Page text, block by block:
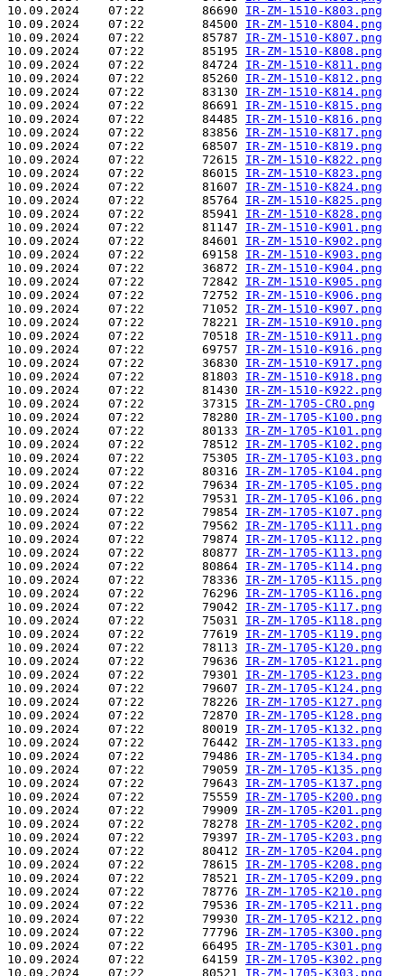
10.09.2024    07:22        86690 IR-ZM-1510-K803.png
10.09.2024    07:22        84500 IR-ZM-1510-K804.png
10.09.2024    07:22        85787 IR-ZM-1510-K807.png
10.09.2024    07:22        85195 IR-ZM-1510-K808.png
10.09.2024    07:22        84724 IR-ZM-1510-K811.png
10.09.2024    07:22        85260 IR-ZM-1510-K812.png
10.09.2024    07:22        83130 IR-ZM-1510-K814.png
10.09.2024    07:22        86691 IR-ZM-1510-K815.png
10.09.2024    07:22        84485 IR-ZM-1510-K816.png
10.09.2024    07:22        83856 IR-ZM-1510-K817.png
10.09.2024    07:22        68507 IR-ZM-1510-K819.png
10.09.2024    07:22        72615 IR-ZM-1510-K822.png
10.09.2024    07:22        86015 IR-ZM-1510-K823.png
10.09.2024    07:22        81607 IR-ZM-1510-K824.png
10.09.2024    07:22        85764 IR-ZM-1510-K825.png
10.09.2024    07:22        85941 IR-ZM-1510-K828.png
10.09.2024    07:22        81147 IR-ZM-1510-K901.png
10.09.2024    07:22        84601 IR-ZM-1510-K902.png
10.09.2024    07:22        69158 IR-ZM-1510-K903.png
10.09.2024    07:22        36872 IR-ZM-1510-K904.png
10.09.2024    07:22        72842 IR-ZM-1510-K905.png
10.09.2024    07:22        72752 IR-ZM-1510-K906.png
10.09.2024    07:22        71052 IR-ZM-1510-K907.png
10.09.2024    07:22        78221 IR-ZM-1510-K910.png
10.09.2024    07:22        70518 IR-ZM-1510-K911.png
10.09.2024    07:22        69757 IR-ZM-1510-K916.png
10.09.2024    07:22        36830 IR-ZM-1510-K917.png
10.09.2024    07:22        81803 IR-ZM-1510-K918.png
10.09.2024    07:22        81430 IR-ZM-1510-K922.png
10.09.2024    07:22        37315 IR-ZM-1705-CRO.png
10.09.2024    07:22        78280 IR-ZM-1705-K100.png
10.09.2024    07:22        80133 IR-ZM-1705-K101.png
10.09.2024    07:22        78512 IR-ZM-1705-K102.png
10.09.2024    07:22        75305 IR-ZM-1705-K103.png
10.09.2024    07:22        80316 IR-ZM-1705-K104.png
10.09.2024    07:22        79634 IR-ZM-1705-K105.png
10.09.2024    07:22        79531 IR-ZM-1705-K106.png
10.09.2024    07:22        79854 IR-ZM-1705-K107.png
10.09.2024    07:22        79562 IR-ZM-1705-K111.png
10.09.2024    07:22        79874 IR-ZM-1705-K112.png
10.09.2024    07:22        80877 IR-ZM-1705-K113.png
10.09.2024    07:22        80864 IR-ZM-1705-K114.png
10.09.2024    07:22        78336 IR-ZM-1705-K115.png
10.09.2024    07:22        76296 IR-ZM-1705-K116.png
10.09.2024    07:22        79042 IR-ZM-1705-K117.png
10.09.2024    07:22        75031 IR-ZM-1705-K118.png
10.09.2024    07:22        77619 IR-ZM-1705-K119.png
10.09.2024    07:22        78113 IR-ZM-1705-K120.png
10.09.2024    07:22        79636 IR-ZM-1705-K121.png
10.09.2024    07:22        79301 IR-ZM-1705-K123.png
10.09.2024    07:22        79607 IR-ZM-1705-K124.png
10.09.2024    07:22        78226 IR-ZM-1705-K127.png
10.09.2024    07:22        72870 IR-ZM-1705-K128.png
10.09.2024    07:22        80019 IR-ZM-1705-K132.png
10.09.2024    07:22        76442 IR-ZM-1705-K133.png
10.09.2024    07:22        79486 IR-ZM-1705-K134.png
10.09.2024    07:22        79059 IR-ZM-1705-K135.png
10.09.2024    07:22        79643 IR-ZM-1705-K137.png
10.09.2024    07:22        75559 IR-ZM-1705-K200.png
10.09.2024    07:22        79909 IR-ZM-1705-K201.png
10.09.2024    07:22        78278 IR-ZM-1705-K202.png
10.09.2024    07:22        79397 IR-ZM-1705-K203.png
10.09.2024    07:22        80412 IR-ZM-1705-K204.png
10.09.2024    07:22        78615 IR-ZM-1705-K208.png
10.09.2024    07:22        78521 IR-ZM-1705-K209.png
10.09.2024    07:22        78776 IR-ZM-1705-K210.png
10.09.2024    07:22        79536 IR-ZM-1705-K211.png
10.09.2024    07:22        79930 IR-ZM-1705-K212.png
10.09.2024    07:22        77796 IR-ZM-1705-K300.png
10.09.2024    07:22        66495 IR-ZM-1705-K301.png
10.09.2024    07:22        64159 IR-ZM-1705-K302.png
10.09.2024    07:22        80521 IR-ZM-1705-K303.png